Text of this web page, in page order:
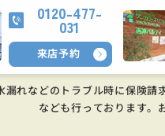
0120-477-
031
来店予約
漏れなどのトラブル時に保険
なども行っております。